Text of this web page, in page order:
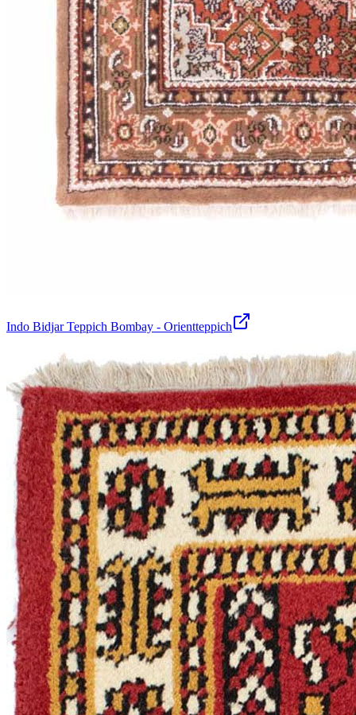
Indo Bidjar Teppich Bombay - Orientteppich